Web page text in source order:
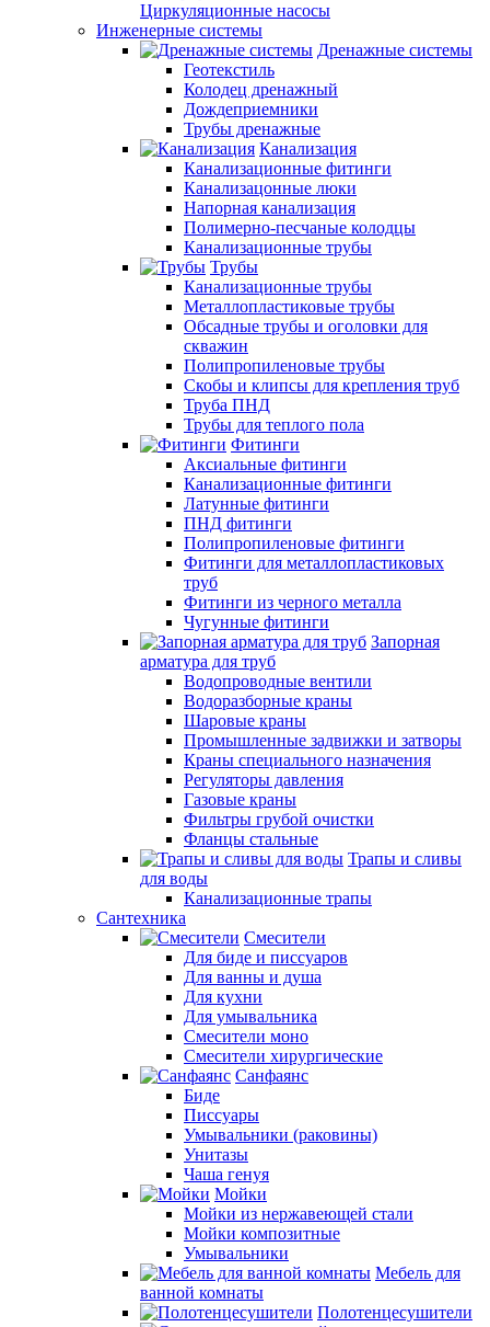
Циркуляционные насосы
Инженерные системы
Дренажные системы
Геотекстиль
Колодец дренажный
Дождеприемники
Трубы дренажные
Канализация
Канализационные фитинги
Канализацонные люки
Напорная канализация
Полимерно-песчаные колодцы
Канализационные трубы
Трубы
Канализационные трубы
Металлопластиковые трубы
Обсадные трубы и оголовки для
скважин
Полипропиленовые трубы
Скобы и клипсы для крепления труб
Труба ПНД
Трубы для теплого пола
Фитинги
Аксиальные фитинги
Канализационные фитинги
Латунные фитинги
ПНД фитинги
Полипропиленовые фитинги
Фитинги для металлопластиковых
труб
Фитинги из черного металла
Чугунные фитинги
Запорная
арматура для труб
Водопроводные вентили
Водоразборные краны
Шаровые краны
Промышленные задвижки и затворы
Краны специального назначения
Регуляторы давления
Газовые краны
Фильтры грубой очистки
Фланцы стальные
Трапы и сливы
для воды
Канализационные трапы
Сантехника
Смесители
Для биде и писсуаров
Для ванны и душа
Для кухни
Для умывальника
Смесители моно
Смесители хирургические
Санфаянс
Биде
Писсуары
Умывальники (раковины)
Унитазы
Чаша генуя
Мойки
Мойки из нержавеющей стали
Мойки композитные
Умывальники
Мебель для
ванной комнаты
Полотенцесушители